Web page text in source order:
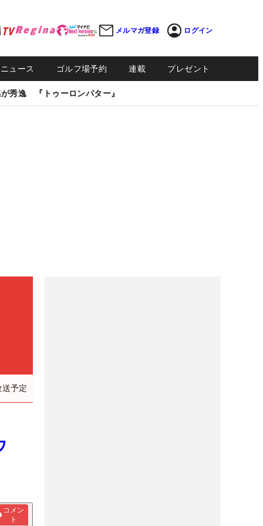
メルマガ登録 ログイン
ュース ゴルフ場予約 連載 プレゼント
秀逸 『トゥーロンパター』
予定
コメン
ト